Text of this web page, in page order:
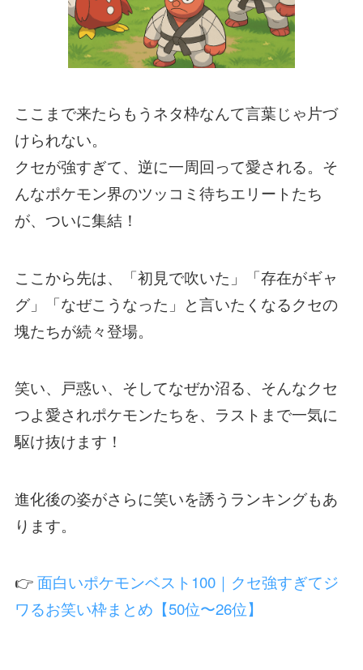
ここまで来たらもうネタ枠なんて言葉じゃ片づ
けられない。
クセが強すぎて、逆に一周回って愛される。そ
んなポケモン界のツッコミ待ちエリートたち
が、ついに集結！
ここから先は、「初見で吹いた」「存在がギャ
グ」「なぜこうなった」と言いたくなるクセの
塊たちが続々登場。
笑い、戸惑い、そしてなぜか沼る、そんなクセ
つよ愛されポケモンたちを、ラストまで一気に
駆け抜けます！
進化後の姿がさらに笑いを誘うランキングもあ
ります。
👉面白いポケモンベスト100｜クセ強すぎてジ
ワるお笑い枠まとめ【50位〜26位】